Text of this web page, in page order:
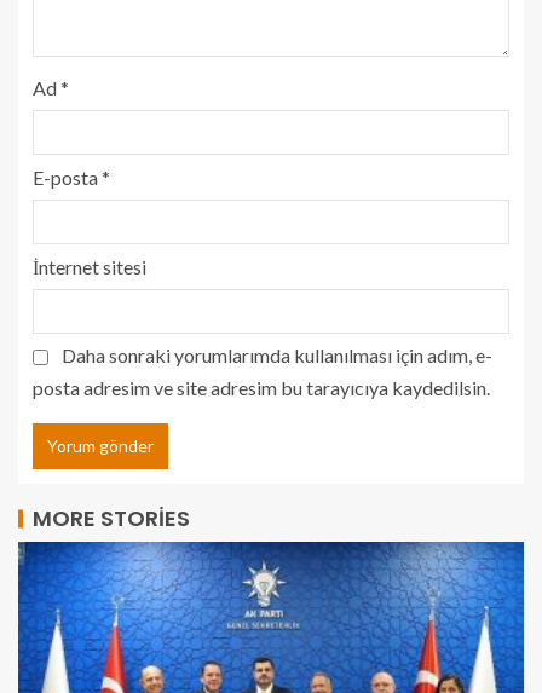
Ad*
E-posta*
İnternet sitesi
Daha sonraki yorumlarımda kullanılması için adım, e-
posta adresim ve site adresim bu tarayıcıya kaydedilsin.
MORE STORIES